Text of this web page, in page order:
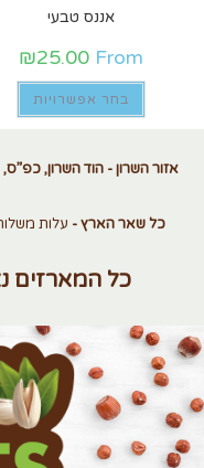
אננס טבעי
From
₪25.00
בחר אפשרויות
אזור השרון - הוד השרון,
כל שאר הארץ -
כל המארזים